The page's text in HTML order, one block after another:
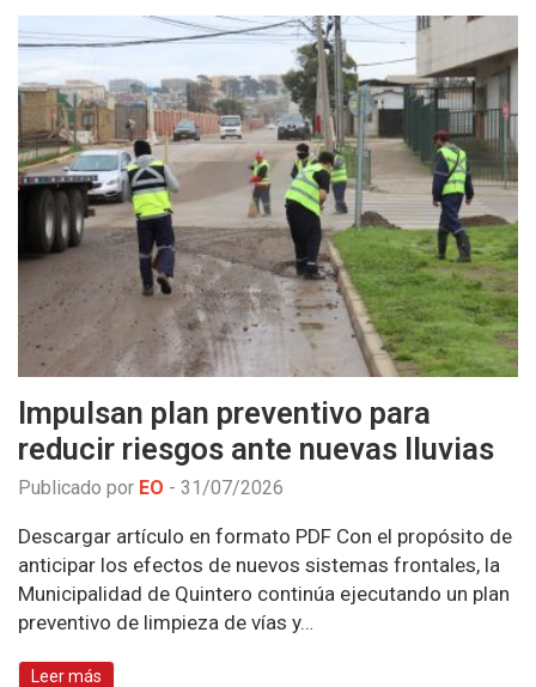
Impulsan plan preventivo para
reducir riesgos ante nuevas lluvias
Publicado por EO - 31/07/2026
Descargar artículo en formato PDF Con el propósito de
anticipar los efectos de nuevos sistemas frontales, la
Municipalidad de Quintero continúa ejecutando un plan
preventivo de limpieza de vías y…
Leer más